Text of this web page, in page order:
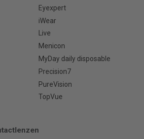
Eyexpert
iWear
Live
Menicon
MyDay daily disposable
Precision7
PureVision
TopVue